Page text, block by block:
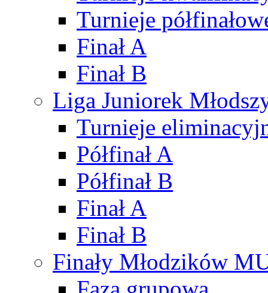
Turnieje
Finał A
Finał B
Liga Juniorek
Turnieje
Półfinał A
Półfinał B
Finał A
Finał B
Finały Młodzików